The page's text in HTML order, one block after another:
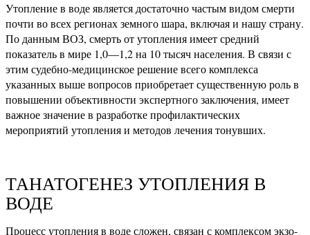
Утопление в воде является достаточно частым видом смерти
почти во всех регионах земного шара, включая и нашу страну.
По данным ВОЗ, смерть от утопления имеет средний
показатель в мире 1,0—1,2 на 10 тысяч населения. В связи с
этим судебно-медицинское решение всего комплекса
указанных выше вопросов приобретает существенную роль в
повышении объективности экспертного заключения, имеет
важное значение в разработке профилактических
мероприятий утопления и методов лечения тонувших.
ТАНАТОГЕНЕЗ УТОПЛЕНИЯ В
ВОДЕ
Процесс утопления в воде сложен, связан с комплексом экзо-